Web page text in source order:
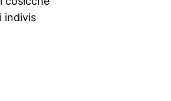
indivis